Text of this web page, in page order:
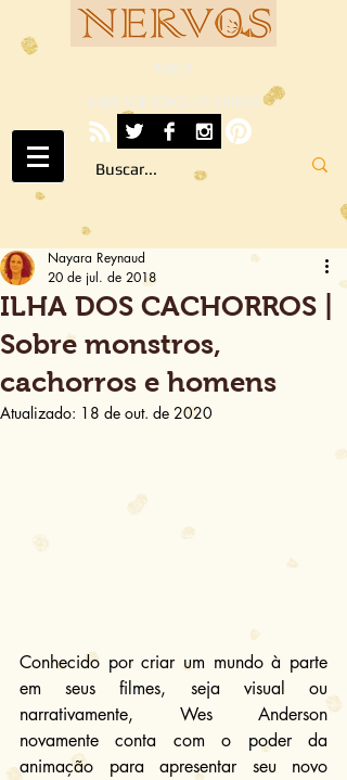
NERVOS
A ARTE SOB TODOS OS SENTIDOS
ILHA DOS CACHORROS |
Sobre monstros,
cachorros e homens
Nayara Reynaud
20 de jul. de 2018
Atualizado: 18 de out. de 2020
Conhecido por criar um mundo à parte
em seus filmes, seja visual ou
narrativamente, Wes Anderson
novamente conta com o poder da
animação para apresentar seu novo